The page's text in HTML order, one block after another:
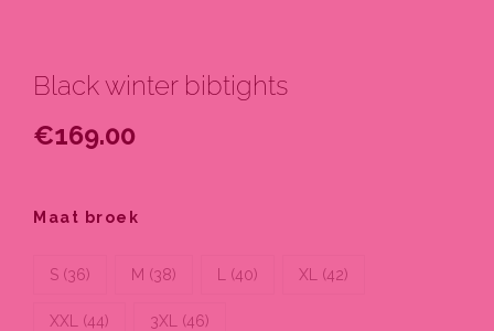
Black winter bibtights
€169.00
Maat broek
S (36) M (38) L (40) XL (42)
XXL (44) 3XL (46)
winter
bibtights